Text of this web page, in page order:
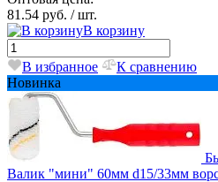
81.54 руб. / шт.
В корзину
В избранное
К сравнению
Новинка
Валик "мини" 60мм d15/33мм